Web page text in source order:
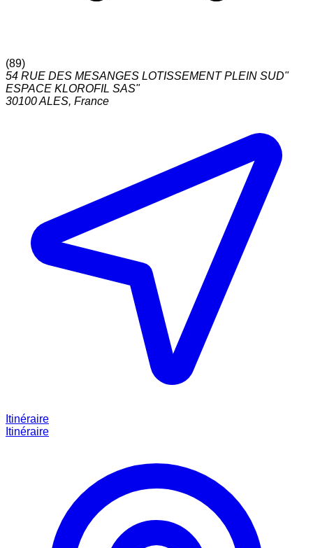
(89)
54 RUE DES MESANGES LOTISSEMENT PLEIN SUD"
ESPACE KLOROFIL SAS"
30100ALES, France
Itinéraire
Itinéraire